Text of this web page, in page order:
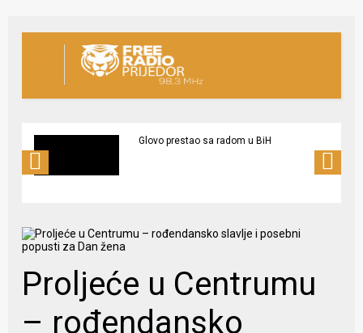
Glovo prestao sa radom u BiH
Proljeće u Centrumu
– rođendansko